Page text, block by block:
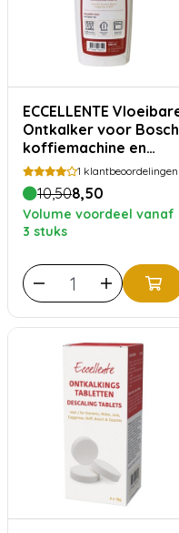
ECCELLENTE Vloeibare
Ontkalker voor Bosch
koffiemachine en
stoomoven
1 klantbeoordelingen
10,508,50
Volume voordeel vanaf
3 stuks